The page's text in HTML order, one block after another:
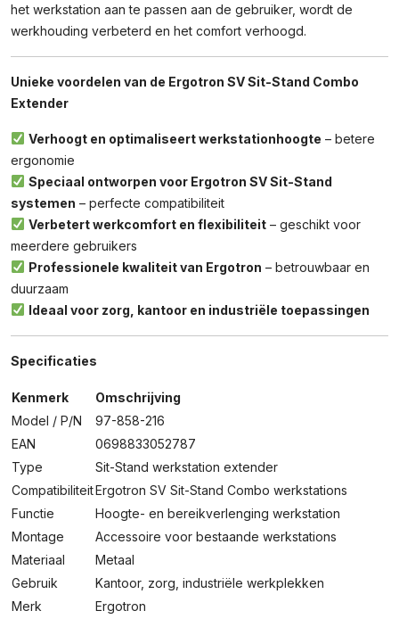
het werkstation aan te passen aan de gebruiker, wordt de
werkhouding verbeterd en het comfort verhoogd.
Unieke voordelen van de Ergotron SV Sit-Stand Combo
Extender
Verhoogt en optimaliseert werkstationhoogte – betere
ergonomie
Speciaal ontworpen voor Ergotron SV Sit-Stand
systemen – perfecte compatibiliteit
Verbetert werkcomfort en flexibiliteit– geschikt voor
meerdere gebruikers
Professionele kwaliteit van Ergotron – betrouwbaar en
duurzaam
Ideaal voor zorg, kantoor en industriële toepassingen
Specificaties
Kenmerk
Omschrijving
Model / P/N
97-858-216
EAN
0698833052787
Type
Sit-Stand werkstation extender
CompatibiliteitErgotron SV Sit-Stand Combo werkstations
Functie
Hoogte- en bereikverlenging werkstation
Montage
Accessoire voor bestaande werkstations
Materiaal
Metaal
Gebruik
Kantoor, zorg, industriële werkplekken
Merk
Ergotron